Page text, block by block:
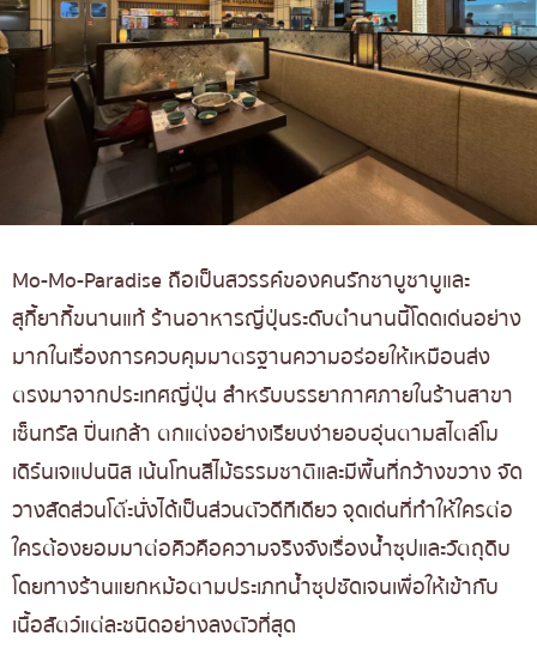
Mo-Mo-Paradise ถือเป็นสวรรค์ของคนรักชาบูชาบูและ
สุกี้ยากี้ขนานแท้ ร้านอาหารญี่ปุ่นระดับตำนานนี้โดดเด่นอย่าง
มากในเรื่องการควบคุมมาตรฐานความอร่อยให้เหมือนส่ง
ตรงมาจากประเทศญี่ปุ่น สำหรับบรรยากาศภายในร้านสาขา
เซ็นทรัล ปิ่นเกล้า ตกแต่งอย่างเรียบง่ายอบอุ่นตามสไตล์โม
เดิร์นเจแปนนิส เน้นโทนสีไม้ธรรมชาติและมีพื้นที่กว้างขวาง จัด
วางสัดส่วนโต๊ะนั่งได้เป็นส่วนตัวดีทีเดียว จุดเด่นที่ทำให้ใครต่อ
ใครต้องยอมมาต่อคิวคือความจริงจังเรื่องน้ำซุปและวัตถุดิบ
โดยทางร้านแยกหม้อตามประเภทน้ำซุปชัดเจนเพื่อให้เข้ากับ
เนื้อสัตว์แต่ละชนิดอย่างลงตัวที่สุด